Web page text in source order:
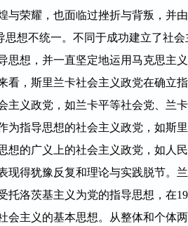
与荣耀，也面临过挫折与背叛，并
想不统一。不同于成功建立了社会
思想，并一直坚定地运用马克思主
看，斯里兰卡社会主义政党在确立
主义政党，如兰卡平等社会党、兰
为指导思想的社会主义政党，如斯
想的广义上的社会主义政党，如人
现得犹豫反复和理论与实践脱节。
托洛茨基主义为党的指导思想，在
会主义的基本思想。从整体和个体